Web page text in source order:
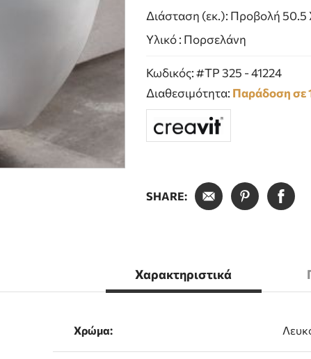
Διάσταση (εκ.): Προβολή 50.5
Υλικό : Πορσελάνη
Κωδικός: #TP 325 - 41224
Διαθεσιμότητα: Παράδοση σε
SHARE:
Χαρακτηριστικά
Χρώμα: